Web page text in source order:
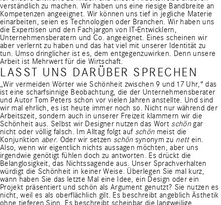
verständlich zu machen. Wir haben uns eine riesige Bandbreite an
Kompetenzen angeeignet. Wir können uns tief in jegliche Materie
einarbeiten, seien es Technologien oder Branchen. Wir haben uns
die Expertisen und den Fachjargon von IT-Entwicklern,
Unternehmensberatern und Co. angeeignet. Eines scheinen wir
aber verlernt zu haben und das hat viel mit unserer Identität zu
tun. Umso dringlicher ist es, dem entgegenzuwirken. Denn unsere
Arbeit ist Mehrwert für die Wirtschaft.
LASST UNS DARÜBER SPRECHEN
„Wir vermeiden Wörter wie Schönheit zwischen 9 und 17 Uhr,“ das
ist eine scharfsinnige Beobachtung, die der Unternehmensberater
undAutor Tom Peters schon vor vielen Jahren anstellte. Und sind
wir mal ehrlich, es ist heute immer noch so. Nicht nur während der
Arbeitszeit, sondern auch in unserer Freizeit klammern wir die
Schönheit aus. Selbst wir Designer nutzen das Wort schöngar
nicht oder völlig falsch. Im Alltag folgt auf schön meist die
Konjunktion aber. Oder wir setzen schön synonym zu nettein.
Also, wenn wir eigentlich nichts aussagen möchten, aber uns
irgendwie genötigt fühlen doch zu antworten. Es drückt die
Belanglosigkeit, das Nichtssagende aus. Unser Sprachverhalten
würdigt die Schönheit in keiner Weise. Überlegen Sie mal kurz,
wann haben Sie das letzte Mal eine Idee, ein Design oder ein
Projekt präsentiert und schön als Argument genutzt? Sie nutzen es
nicht, weil es als oberflächlich gilt. Es beschreibt angeblich Ästhetik
ohne tieferen Sinn. Es beschreibt scheinbar die langweilige